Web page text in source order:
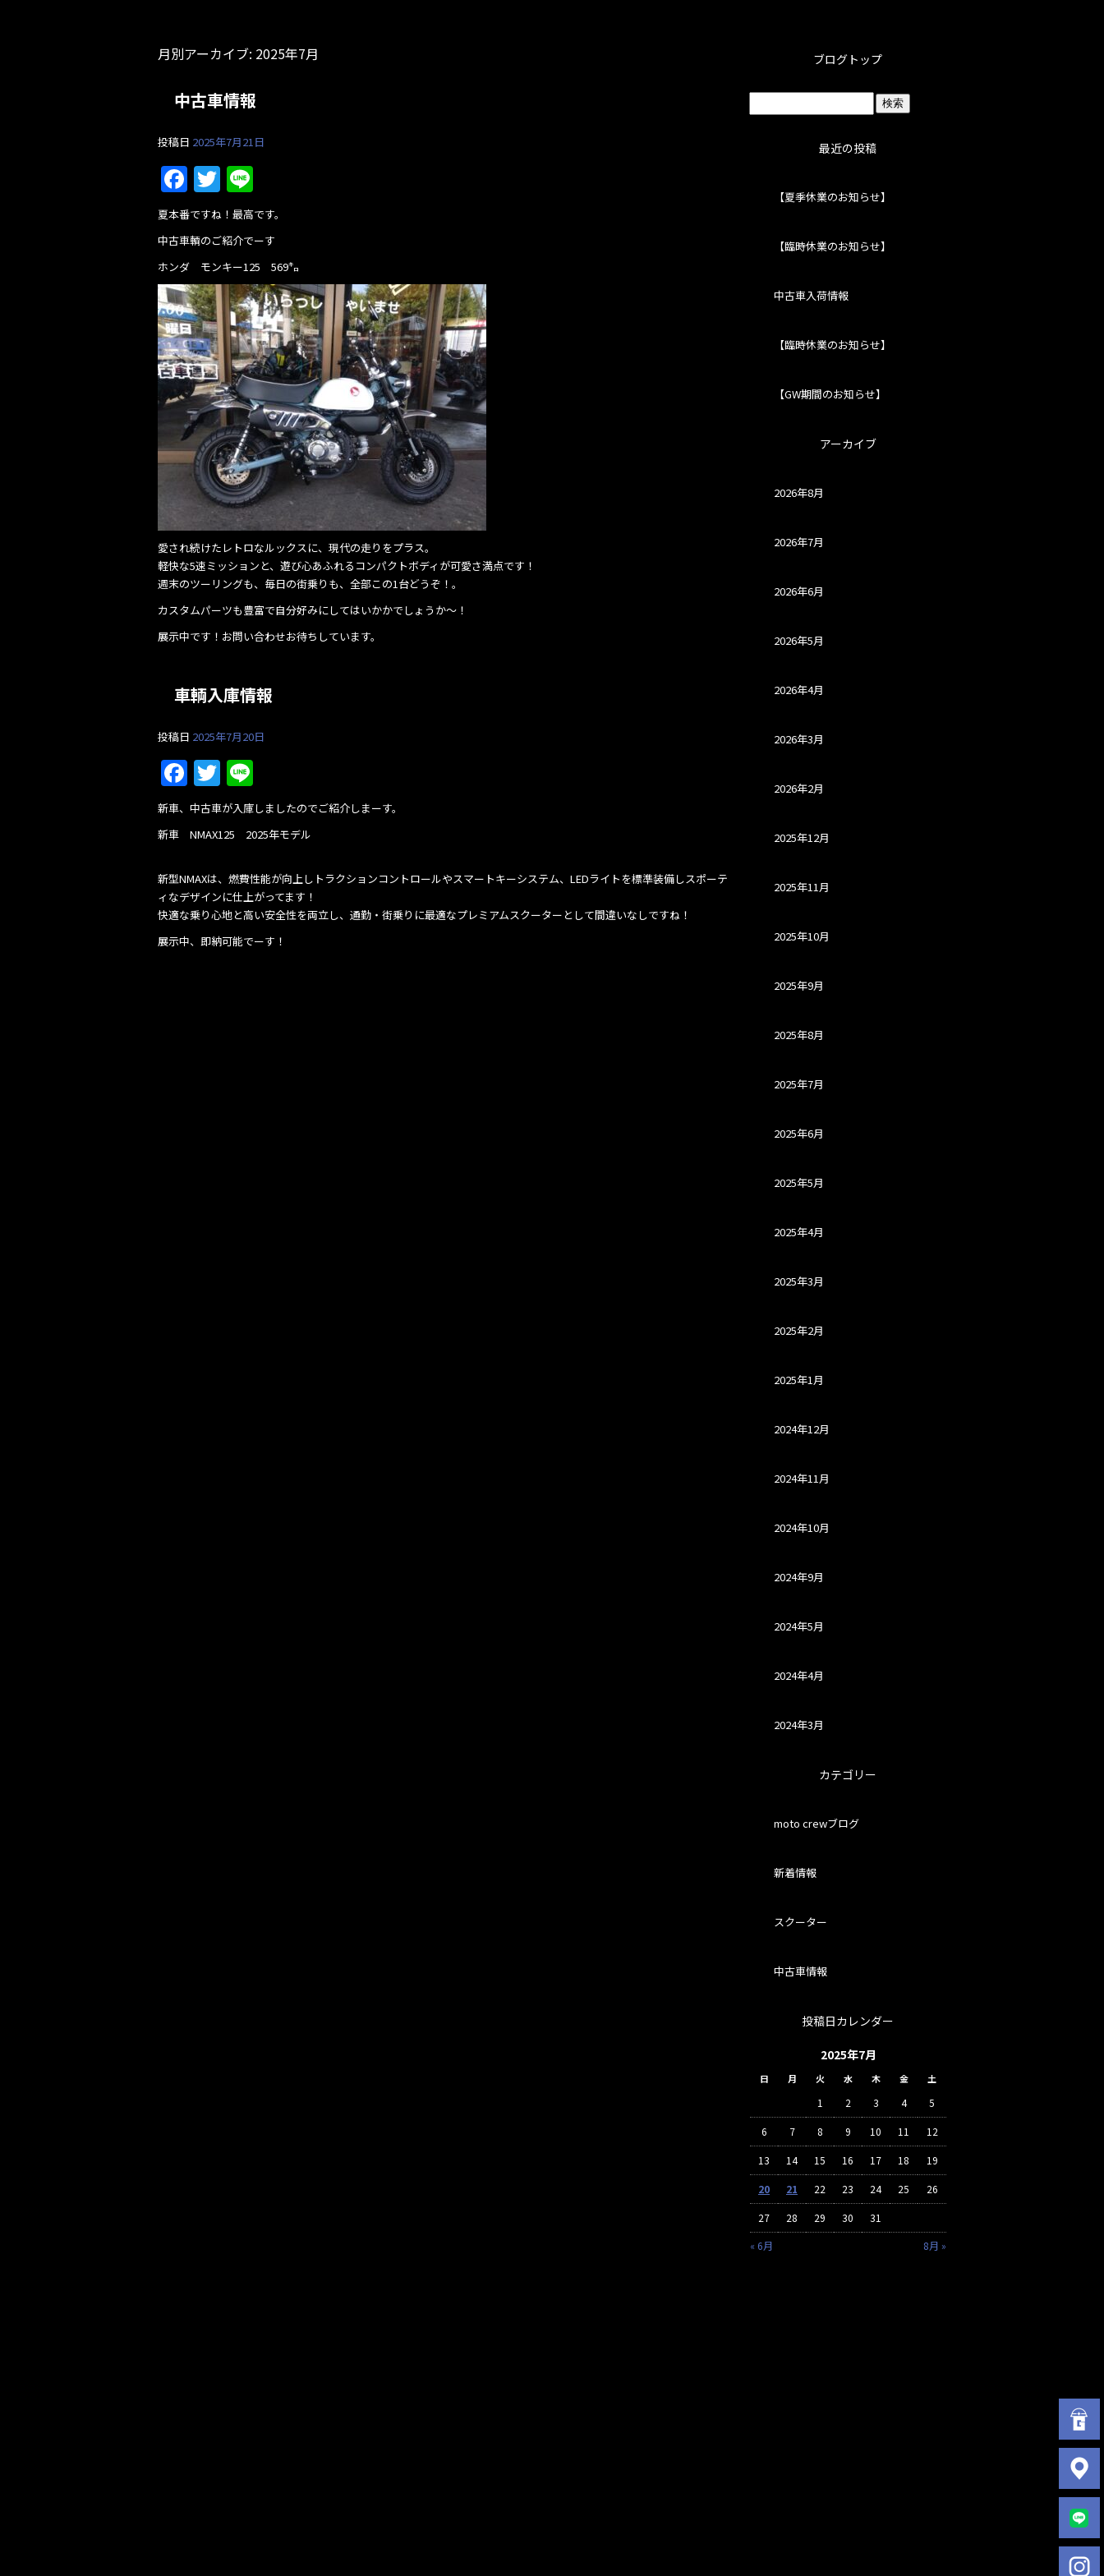
月別アーカイブ: 2025年7月
中古車情報
投稿日 2025年7月21日
F
a
c
e
b
o
o
k
T
w
itt
er
n
e
夏本番ですね！最高です。
中古車輌のご紹介でーす
ホンダ モンキー125 569㌔
愛され続けたレトロなルックスに、現代の走りをプラス。
軽快な5速ミッションと、遊び心あふれるコンパクトボディが可愛さ満点です！
週末のツーリングも、毎日の街乗りも、全部この1台どうぞ！。
カスタムパーツも豊富で自分好みにしてはいかかでしょうか～！
展示中です！お問い合わせお待ちしています。
車輌入庫情報
投稿日 2025年7月20日
F
a
c
e
b
o
o
k
T
w
itt
er
n
e
新車、中古車が入庫しましたのでご紹介しまーす。
新車 NMAX125 2025年モデル
新型NMAXは、燃費性能が向上しトラクションコントロールやスマートキーシステム、LEDライトを標準装備しスポーテ
ィなデザインに仕上がってます！
快適な乗り心地と高い安全性を両立し、通勤・街乗りに最適なプレミアムスクーターとして間違いなしですね！
展示中、即納可能でーす！
ブログトップ
最近の投稿
【夏季休業のお知らせ】
【臨時休業のお知らせ】
中古車入荷情報
【臨時休業のお知らせ】
【GW期間のお知らせ】
アーカイブ
2026年8月
2026年7月
2026年6月
2026年5月
2026年4月
2026年3月
2026年2月
2025年12月
2025年11月
2025年10月
2025年9月
2025年8月
2025年7月
2025年6月
2025年5月
2025年4月
2025年3月
2025年2月
2025年1月
2024年12月
2024年11月
2024年10月
2024年9月
2024年5月
2024年4月
2024年3月
カテゴリー
moto crewブログ
新着情報
スクーター
中古車情報
投稿日カレンダー
2025年7月
日 月 火 水 木 金 土
« 6月 8月 »
1 2 3 4 5
6 7 8 9 10 11 12
13 14 15 16 17 18 19
20 21 22 23 24 25 26
27 28 29 30 31